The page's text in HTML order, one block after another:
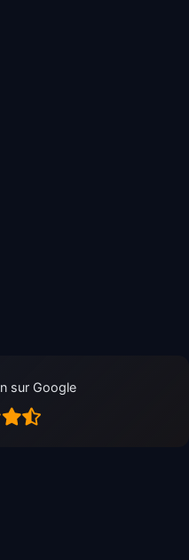
sur Google